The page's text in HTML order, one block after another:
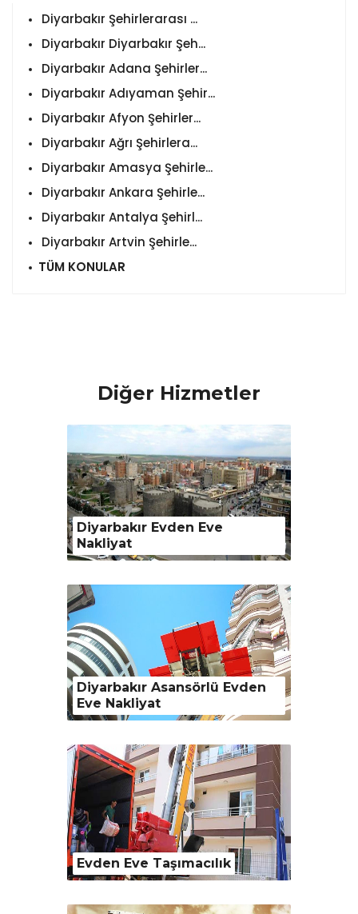
Diyarbakır Şehirlerarası ...
Diyarbakır Diyarbakır Şeh...
Diyarbakır Adana Şehirler...
Diyarbakır Adıyaman Şehir...
Diyarbakır Afyon Şehirler...
Diyarbakır Ağrı Şehirlera...
Diyarbakır Amasya Şehirle...
Diyarbakır Ankara Şehirle...
Diyarbakır Antalya Şehirl...
Diyarbakır Artvin Şehirle...
TÜM KONULAR
Diğer Hizmetler
Diyarbakır Evden Eve
Nakliyat
Diyarbakır Asansörlü Evden
Eve Nakliyat
Evden Eve Taşımacılık